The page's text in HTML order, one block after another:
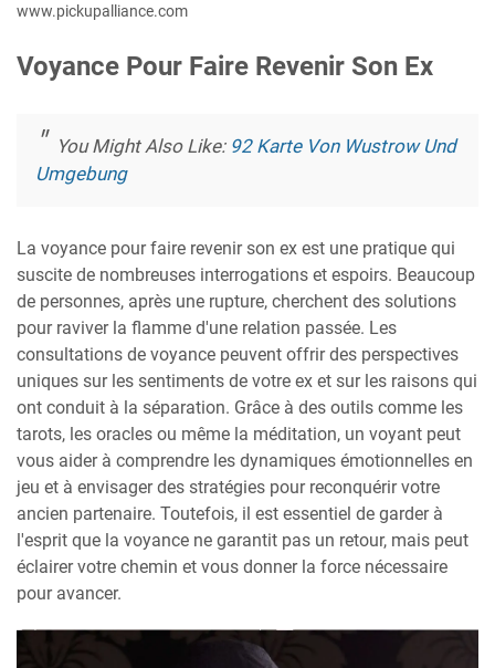
www.pickupalliance.com
Voyance Pour Faire Revenir Son Ex
You Might Also Like: 92 Karte Von Wustrow Und
Umgebung
La voyance pour faire revenir son ex est une pratique qui
suscite de nombreuses interrogations et espoirs. Beaucoup
de personnes, après une rupture, cherchent des solutions
pour raviver la flamme d'une relation passée. Les
consultations de voyance peuvent offrir des perspectives
uniques sur les sentiments de votre ex et sur les raisons qui
ont conduit à la séparation. Grâce à des outils comme les
tarots, les oracles ou même la méditation, un voyant peut
vous aider à comprendre les dynamiques émotionnelles en
jeu et à envisager des stratégies pour reconquérir votre
ancien partenaire. Toutefois, il est essentiel de garder à
l'esprit que la voyance ne garantit pas un retour, mais peut
éclairer votre chemin et vous donner la force nécessaire
pour avancer.